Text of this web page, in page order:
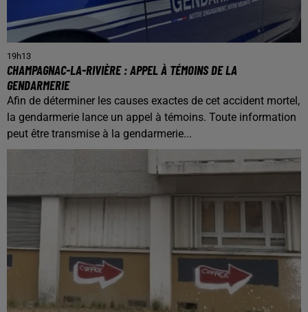
19h13
CHAMPAGNAC-LA-RIVIÈRE : APPEL À TÉMOINS DE LA
GENDARMERIE
Afin de déterminer les causes exactes de cet accident mortel,
la gendarmerie lance un appel à témoins. Toute information
peut être transmise à la gendarmerie...